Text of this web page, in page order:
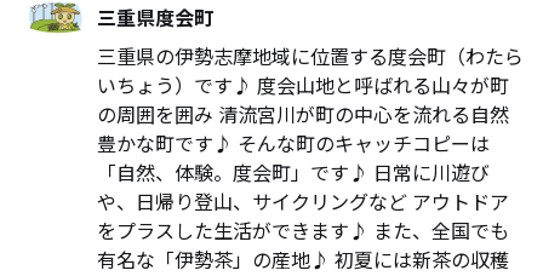
三重県度会町
三重県の伊勢志摩地域に位置する度会町（わたら
いちょう）です♪ 度会山地と呼ばれる山々が町
の周囲を囲み 清流宮川が町の中心を流れる自然
豊かな町です♪ そんな町のキャッチコピーは
「自然、体験。度会町」です♪ 日常に川遊び
や、日帰り登山、サイクリングなど アウトドア
をプラスした生活ができます♪ また、全国でも
有名な「伊勢茶」の産地♪ 初夏には新茶の収穫